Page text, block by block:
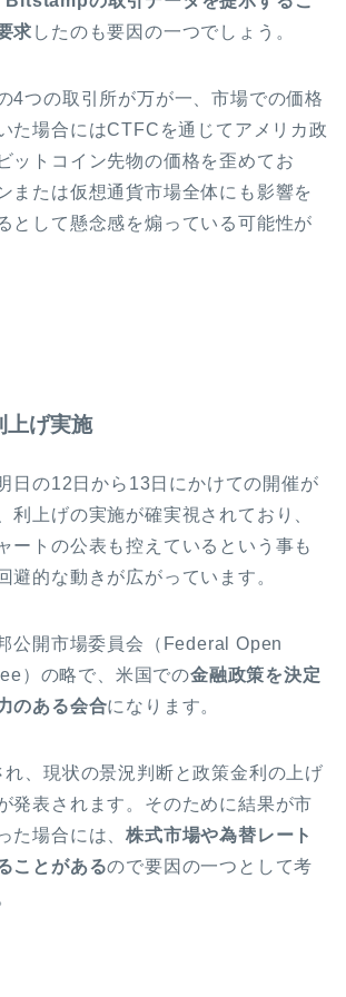
求 したのも要因の一つでしょう。
4つの取引所が万が一、市場での価格
た場合にはCTFCを通じてアメリカ政
ットコイン先物の価格を歪めてお
または仮想通貨市場全体にも影響を
として懸念感を煽っている可能性が
げ実施
日の12日から13日にかけての開催が
利上げの実施が確実視されており、
ートの公表も控えているという事も
避的な動きが広がっています。
公開市場委員会
（Federal Open
）の略で、米国での金融政策を決定
のある会合になります。
、現状の景況判断と政策金利の上げ
発表されます。そのために結果が市
た場合には、株式市場や為替レート
ことがあるので要因の一つとして考